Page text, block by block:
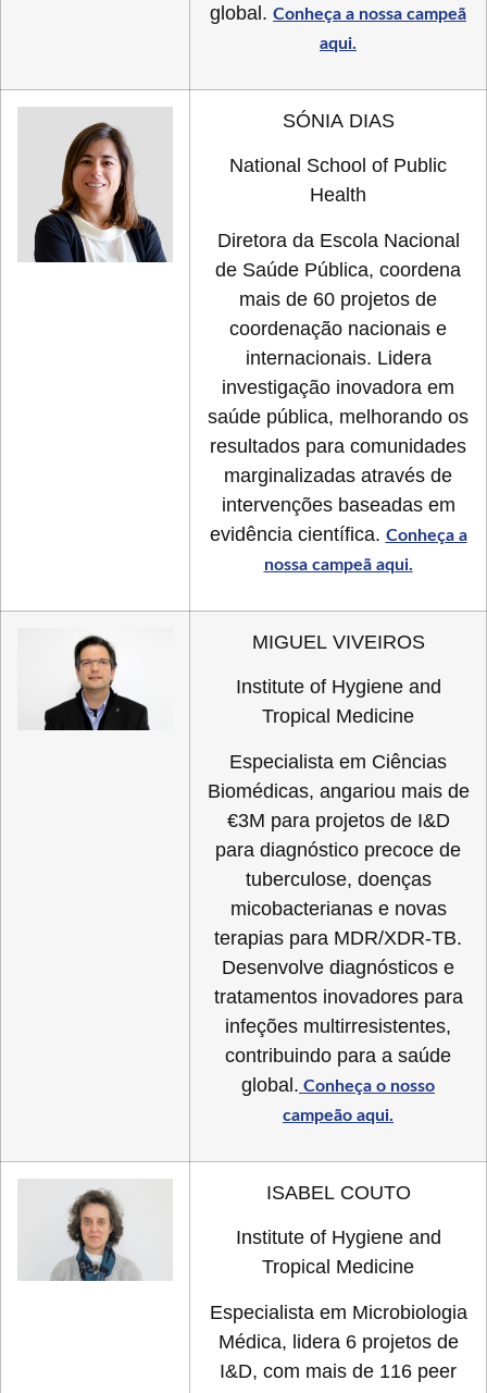
global. Conheça a nossa campeã
aqui.
SÓNIA DIAS
National School of Public
Health
Diretora da Escola Nacional
de Saúde Pública, coordena
mais de 60 projetos de
coordenação nacionais e
internacionais. Lidera
investigação inovadora em
saúde pública, melhorando os
resultados para comunidades
marginalizadas através de
intervenções baseadas em
evidência científica. Conheça a
nossa campeã aqui.
MIGUEL VIVEIROS
Institute of Hygiene and
Tropical Medicine
Especialista em Ciências
Biomédicas, angariou mais de
€3M para projetos de I&D
para diagnóstico precoce de
tuberculose, doenças
micobacterianas e novas
terapias para MDR/XDR-TB.
Desenvolve diagnósticos e
tratamentos inovadores para
infeções multirresistentes,
contribuindo para a saúde
global. Conheça o nosso
campeão aqui.
ISABEL COUTO
Institute of Hygiene and
Tropical Medicine
Especialista em Microbiologia
Médica, lidera 6 projetos de
I&D, com mais de 116 peer